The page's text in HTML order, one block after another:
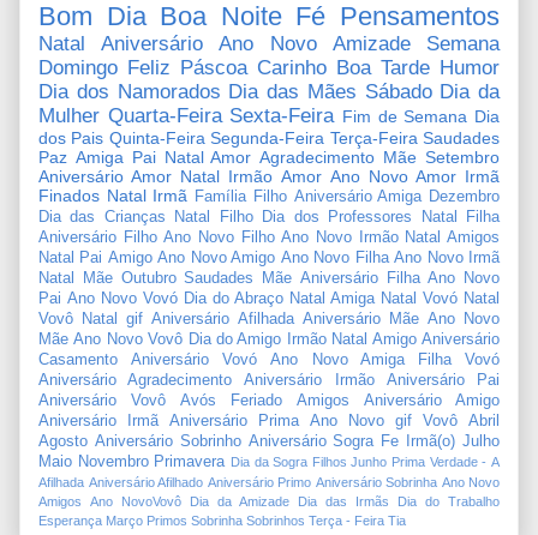
Bom Dia Boa Noite Fé Pensamentos
Natal Aniversário Ano Novo Amizade
Semana
Domingo Feliz Páscoa Carinho Boa Tarde Humor
Dia dos Namorados Dia das Mães Sábado Dia da
Mulher Quarta-Feira Sexta-Feira Fim de Semana Dia
dos Pais Quinta-Feira Segunda-Feira Terça-Feira Saudades
Paz Amiga Pai Natal Amor Agradecimento Mãe Setembro
Aniversário Amor Natal Irmão Amor Ano Novo Amor Irmã
Finados Natal Irmã Família Filho Aniversário Amiga Dezembro
Dia das Crianças
Natal Filho Dia dos Professores
Natal Filha
Aniversário Filho Ano Novo Filho Ano Novo Irmão Natal Amigos
Natal Pai Amigo Ano Novo Amigo Ano Novo Filha Ano Novo Irmã
Natal Mãe Outubro Saudades Mãe Aniversário Filha Ano Novo
Pai Ano Novo Vovó Dia do Abraço Natal Amiga Natal Vovó Natal
Vovô
Natal gif Aniversário Afilhada Aniversário Mãe Ano Novo
Mãe Ano Novo Vovô Dia do Amigo Irmão Natal Amigo Aniversário
Casamento
Aniversário Vovó Ano Novo Amiga Filha
Vovó
Aniversário Agradecimento
Aniversário Irmão
Aniversário Pai
Aniversário Vovô
Avós Feriado Amigos
Aniversário Amigo
Aniversário Irmã
Aniversário Prima Ano Novo gif Vovô
Abril
Agosto Aniversário Sobrinho Aniversário Sogra Fe Irmã(o) Julho
Maio Novembro Primavera Dia da Sogra Filhos Junho Prima Verdade - A
Afilhada Aniversário Afilhado Aniversário Primo Aniversário Sobrinha Ano Novo
Amigos
Ano NovoVovô Dia da Amizade Dia das Irmãs
Dia do Trabalho
Esperança Março Primos Sobrinha Sobrinhos Terça - Feira Tia